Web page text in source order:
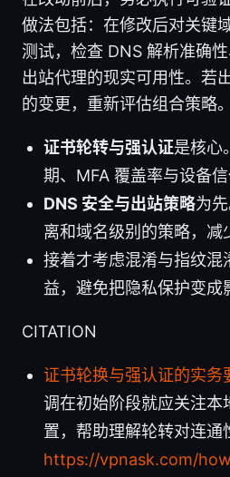
做法包括：在修改后对关键
测试，检查 DNS 解析准确
出站代理的现实可用性。若
的变更，重新评估组合策略。
证书轮转与强认证是核心
期、MFA 覆盖率与设备信
DNS 安全与出站策略为
离和域名级别的策略，减
接着才考虑混淆与指纹混
益，避免把隐私保护变成
CITATION
证书轮换与强认证的实务
调在初始阶段就应关注本
置，帮助理解轮转对连通
https://vpnask.com/